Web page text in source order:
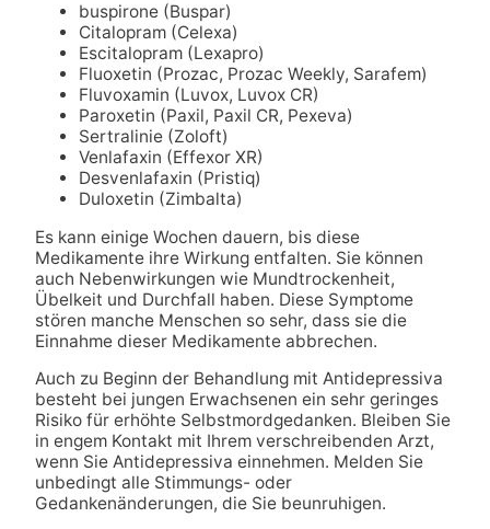
buspirone (Buspar)
Citalopram (Celexa)
Escitalopram (Lexapro)
Fluoxetin (Prozac, Prozac Weekly, Sarafem)
Fluvoxamin (Luvox, Luvox CR)
Paroxetin (Paxil, Paxil CR, Pexeva)
Sertralinie (Zoloft)
Venlafaxin (Effexor XR)
Desvenlafaxin (Pristiq)
Duloxetin (Zimbalta)
Es kann einige Wochen dauern, bis diese
Medikamente ihre Wirkung entfalten. Sie können
auch Nebenwirkungen wie Mundtrockenheit,
Übelkeit und Durchfall haben. Diese Symptome
stören manche Menschen so sehr, dass sie die
Einnahme dieser Medikamente abbrechen.
Auch zu Beginn der Behandlung mit Antidepressiva
besteht bei jungen Erwachsenen ein sehr geringes
Risiko für erhöhte Selbstmordgedanken. Bleiben Sie
in engem Kontakt mit Ihrem verschreibenden Arzt,
wenn Sie Antidepressiva einnehmen. Melden Sie
unbedingt alle Stimmungs- oder
Gedankenänderungen, die Sie beunruhigen.